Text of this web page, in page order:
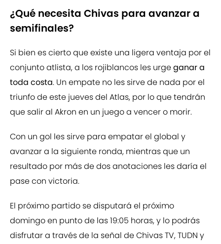
¿Qué necesita Chivas para avanzar a
semifinales?
Si bien es cierto que existe una ligera ventaja por el
conjunto atlista, a los rojiblancos les urgeganar a
toda costa. Un empate no les sirve de nada por el
triunfo de este jueves del Atlas, por lo que tendrán
que salir al Akron en un juego a vencer o morir.
Con un gol les sirve para empatar el global y
avanzar a la siguiente ronda, mientras que un
resultado por más de dos anotaciones les daría el
pase con victoria.
El próximo partido se disputará el próximo
domingo en punto de las 19:05 horas, y lo podrás
disfrutar a través de la señal de Chivas TV, TUDN y